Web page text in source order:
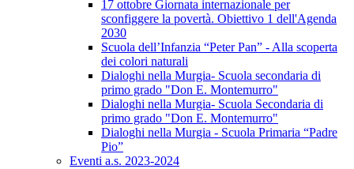
17 ottobre Giornata internazionale per
sconfiggere la povertà. Obiettivo 1 dell'Agenda
2030
Scuola dell’Infanzia “Peter Pan” - Alla scoperta
dei colori naturali
Dialoghi nella Murgia- Scuola secondaria di
primo grado "Don E. Montemurro"
Dialoghi nella Murgia- Scuola Secondaria di
primo grado "Don E. Montemurro"
Dialoghi nella Murgia - Scuola Primaria “Padre
Pio”
Eventi a.s. 2023-2024